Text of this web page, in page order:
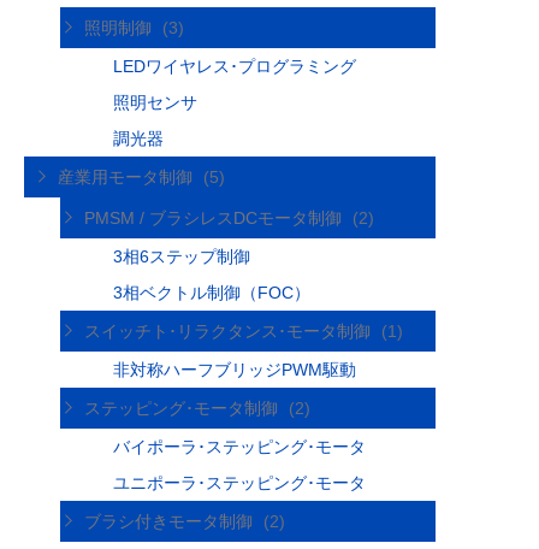
照明制御
(3)
LEDワイヤレス･プログラミング
照明センサ
調光器
産業用モータ制御
(5)
PMSM / ブラシレスDCモータ制御
(2)
3相6ステップ制御
3相ベクトル制御（FOC）
スイッチト･リラクタンス･モータ制御
(1)
非対称ハーフブリッジPWM駆動
ステッピング･モータ制御
(2)
バイポーラ･ステッピング･モータ
ユニポーラ･ステッピング･モータ
ブラシ付きモータ制御
(2)